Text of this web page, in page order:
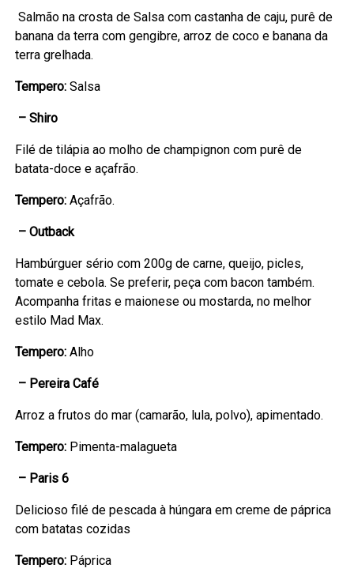
Salmão na crosta de Salsa com castanha de caju, purê de
banana da terra com gengibre, arroz de coco e banana da
terra grelhada.
Tempero: Salsa
– Shiro
Filé de tilápia ao molho de champignon com purê de
batata-doce e açafrão.
Tempero:Açafrão.
– Outback
Hambúrguer sério com 200g de carne, queijo, picles,
tomate e cebola. Se preferir, peça com bacon também.
Acompanha fritas e maionese ou mostarda, no melhor
estilo Mad Max.
Tempero:Alho
– Pereira Café
Arroz a frutos do mar (camarão, lula, polvo), apimentado.
Tempero: Pimenta-malagueta
– Paris 6
Delicioso filé de pescada à húngara em creme de páprica
com batatas cozidas
Tempero: Páprica